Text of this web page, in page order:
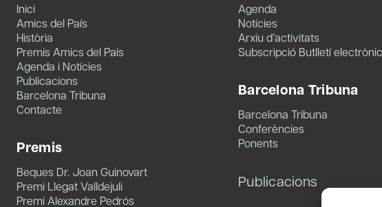
Inici
Amics del País
Història
Premis Amics del País
Agenda i Notícies
Publicacions
Barcelona Tribuna
Contacte
Premis
Beques Dr. Joan Guinovart
Premi Llegat Valldejuli
Premi Alexandre Pedrós
Agenda
Notícies
Arxiu d’activitats
Subscripció Butlletí electrònic
Barcelona Tribuna
Barcelona Tribuna
Conferències
Ponents
Publicacions